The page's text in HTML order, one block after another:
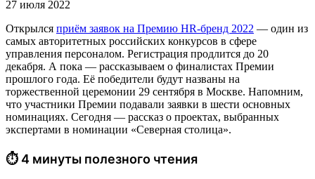
27 июля 2022
Открылся приём заявок на Премию HR-бренд 2022 — один из
самых авторитетных российских конкурсов в сфере
управления персоналом. Регистрация продлится до 20
декабря. А пока — рассказываем о финалистах Премии
прошлого года. Её победители будут названы на
торжественной церемонии 29 сентября в Москве. Напомним,
что участники Премии подавали заявки в шести основных
номинациях. Сегодня — рассказ о проектах, выбранных
экспертами в номинации «Северная столица».
⏱ 4 минуты полезного чтения